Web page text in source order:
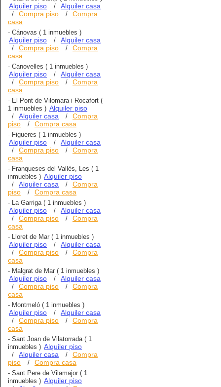
Alquiler piso / Alquiler casa
/ Compra piso /
Compra
casa
- Cánovas ( 1 inmuebles )
Alquiler piso / Alquiler casa
/ Compra piso /
Compra
casa
- Canovelles ( 1 inmuebles )
Alquiler piso / Alquiler casa
/ Compra piso /
Compra
casa
- El Pont de Vilomara i Rocafort (
1 inmuebles ) Alquiler piso
/ Alquiler casa /
Compra
piso
/ Compra casa
- Figueres ( 1 inmuebles )
Alquiler piso / Alquiler casa
/ Compra piso /
Compra
casa
- Franqueses del Vallès, Les ( 1
inmuebles ) Alquiler piso
/ Alquiler casa /
Compra
piso
/ Compra casa
- La Garriga( 1 inmuebles )
Alquiler piso / Alquiler casa
/ Compra piso /
Compra
casa
- Lloret de Mar ( 1 inmuebles )
Alquiler piso / Alquiler casa
/ Compra piso /
Compra
casa
- Malgrat de Mar ( 1 inmuebles )
Alquiler piso / Alquiler casa
/ Compra piso /
Compra
casa
- Montmeló ( 1 inmuebles )
Alquiler piso / Alquiler casa
/ Compra piso /
Compra
casa
- Sant Joan de Vilatorrada( 1
inmuebles ) Alquiler piso
/ Alquiler casa /
Compra
piso
/ Compra casa
- Sant Pere de Vilamajor ( 1
inmuebles ) Alquiler piso